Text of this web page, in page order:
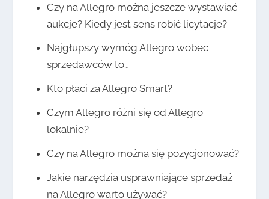
Czy na Allegro można jeszcze wystawiać
aukcje? Kiedy jest sens robić licytacje?
Najgłupszy wymóg Allegro wobec
sprzedawców to…
Kto płaci za Allegro Smart?
Czym Allegro różni się od Allegro
lokalnie?
Czy na Allegro można się pozycjonować?
Jakie narzędzia usprawniające sprzedaż
na Allegro warto używać?